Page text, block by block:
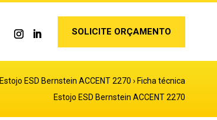
SOLICITE ORÇAMENTO
Estojo ESD Bernstein ACCENT 2270 › Ficha técnica
Estojo ESD Bernstein ACCENT 2270